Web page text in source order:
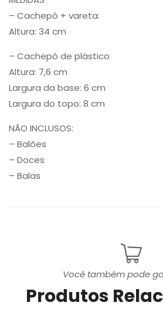
– Cachepô + vareta:
Altura: 34 cm
– Cachepô de plástico
Altura: 7,6 cm
Largura da base: 6 cm
Largura do topo: 8 cm
NÃO INCLUSOS:
– Balões
– Doces
– Balas
Você também pode
Produtos